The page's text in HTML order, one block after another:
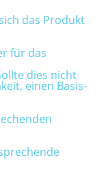
das Produkt
für das
dies nicht
einen Basis-